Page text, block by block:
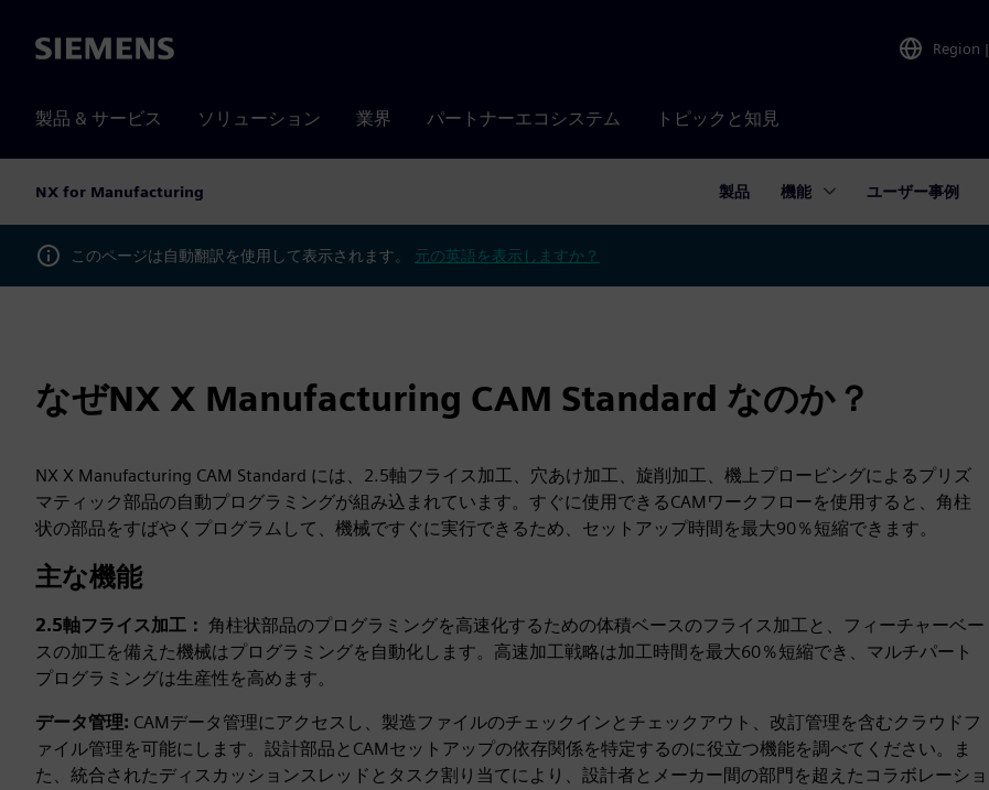
Siemens Region |
製品 & サービス ソリューション 業界 パートナーエコシステム トピックと知見
NX for Manufacturing 製品 機能 ユーザー事例
このページは自動翻訳を使用して表示されます。 元の英語を表示しますか？
なぜNX X Manufacturing CAM Standard なのか？
NX X Manufacturing CAM Standard には、2.5軸フライス加工、穴あけ加工、旋削加工、機上プロービングによるプリズ
マティック部品の自動プログラミングが組み込まれています。すぐに使用できるCAMワークフローを使用すると、角柱
状の部品をすばやくプログラムして、機械ですぐに実行できるため、セットアップ時間を最大90％短縮できます。
主な機能
2.5軸フライス加工： 角柱状部品のプログラミングを高速化するための体積ベースのフライス加工と、フィーチャーベー
スの加工を備えた機械はプログラミングを自動化します。高速加工戦略は加工時間を最大60％短縮でき、マルチパート
プログラミングは生産性を高めます。
データ管理: CAMデータ管理にアクセスし、製造ファイルのチェックインとチェックアウト、改訂管理を含むクラウドフ
ァイル管理を可能にします。設計部品とCAMセットアップの依存関係を特定するのに役立つ機能を調べてください。ま
た、統合されたディスカッションスレッドとタスク割り当てにより、設計者とメーカー間の部門を超えたコラボレーショ